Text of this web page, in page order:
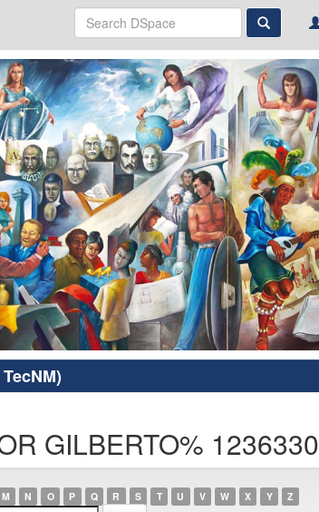
GILBERTO% 1236330
M N O P Q R S T U V W X Y Z